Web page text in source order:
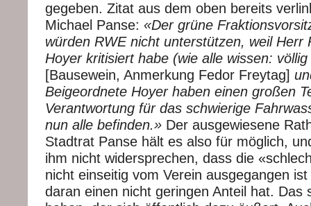
gegeben. Zitat aus dem oben bereits
Michael Panse: «Der grüne
würden RWE nicht unterstützen, weil Herr
Hoyer kritisiert habe (wie alle wissen:
[Bausewein, Anmerkung Fedor Freytag]
Beigeordnete Hoyer haben einen großen
Verantwortung für das schwierige
nun alle befinden.» Der ausgewiesene
Stadtrat Panse hält es also für möglich,
ihm nicht widersprechen, dass die
nicht einseitig vom Verein ausgegangen
daran einen nicht geringen Anteil hat. Das